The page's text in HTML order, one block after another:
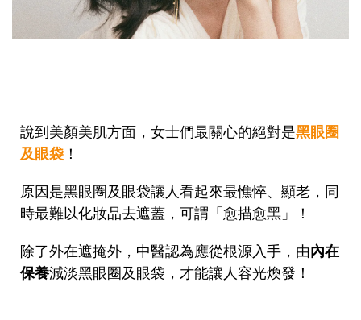
說到美顏美肌方面，女士們最關心的絕對是黑眼圈
及眼袋 ！
原因是黑眼圈及眼袋讓人看起來最憔悴、顯老，同
時最難以化妝品去遮蓋，可謂「愈描愈黑」！
除了外在遮掩外，中醫認為應從根源入手，由內在
保養減淡黑眼圈及眼袋，才能讓人容光煥發！